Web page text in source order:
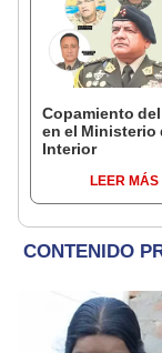
Copamiento
en el Ministerio
Interior
LEER MÁS